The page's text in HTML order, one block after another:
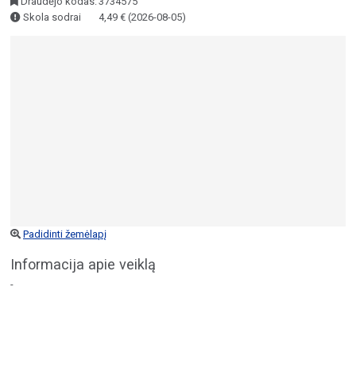
Skola sodrai
4,49 € (2026-08-05)
Padidinti žemėlapį
Informacija apie veiklą
-